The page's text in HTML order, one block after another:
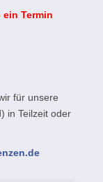
Termin
für unsere
in Teilzeit oder